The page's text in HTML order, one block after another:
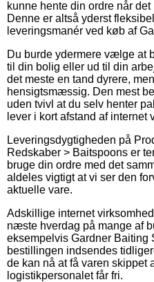
kunne hente din ordre når
Denne er altså yderst
leveringsmanér ved køb af
Du burde ydermere vælge at
til din bolig eller ud til din
det meste en tand dyrere,
hensigtsmæssig. Den mest
uden tvivl at du selv henter
lever i kort afstand af
Leveringsdygtigheden på
Redskaber > Baitspoons er
bruge din ordre med det
aldeles vigtigt at vi ser den
aktuelle vare.
Adskillige internet
næste hverdag på mange af
eksempelvis Gardner Baiting
bestillingen indsendes
de kan nå at få varen skippet
logistikpersonalet får fri.